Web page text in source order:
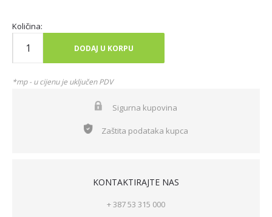
Količina:
DODAJ U KORPU
*mp - u cijenu je uključen PDV
Sigurna kupovina
Zaštita podataka kupca
KONTAKTIRAJTE NAS
+ 387 53 315 000